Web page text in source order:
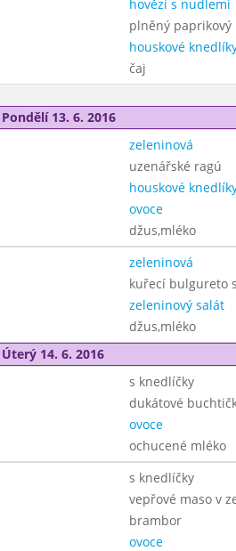
hovězí s nudlemi
plněný paprikový
houskové
čaj
Pondělí 13. 6. 2016
zeleninová
uzenářské ragú
houskové
ovoce
džus,mléko
zeleninová
kuřecí bulgureto
zeleninový salát
džus,mléko
Úterý 14. 6. 2016
s knedlíčky
dukátové
ovoce
ochucené mléko
s knedlíčky
vepřové maso v
brambor
ovoce